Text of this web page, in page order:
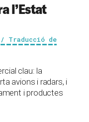
l’Estat
Traducció de
clau: la
avions i radars, i
i productes